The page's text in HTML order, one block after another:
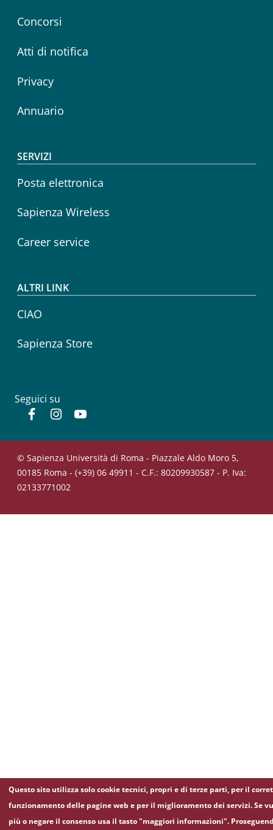
Concorsi
Atti di notifica
Privacy
Annuario
SERVIZI
Posta elettronica
Sapienza Wireless
Career service
ALTRI LINK
CIAO
Sapienza Store
Seguici su
FacebookInstagram
© Sapienza Università di Roma - Piazzale Aldo Moro 5,
00185 Roma - (+39) 06 49911 - C.F.: 80209930587 - P. Iva:
02133771002
Questo sito utilizza solo cookie tecnici, propri e di terze parti, per il
funzionamento delle pagine web e per il miglioramento dei servizi. Se
più o negare il consenso usa il tasto "maggiori informazioni".